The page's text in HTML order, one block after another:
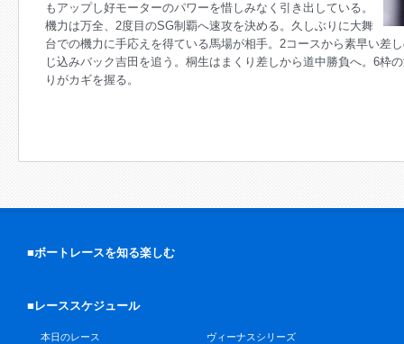
もアップし好モーターのパワーを惜しみなく引き出している。
機力は万全、2度目のSG制覇へ速攻を決める。久しぶりに大舞
台での機力に手応えを得ている馬場が相手。2コースから素早い差
じ込みバック吉田を追う。桐生はまくり差しから道中勝負へ。6枠
りがカギを握る。
■ボートレースを知る楽しむ
■レーススケジュール
本日のレース
ヴィーナスシリーズ